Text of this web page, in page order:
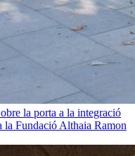
la porta a la integració
la Fundació Althaia Ramon